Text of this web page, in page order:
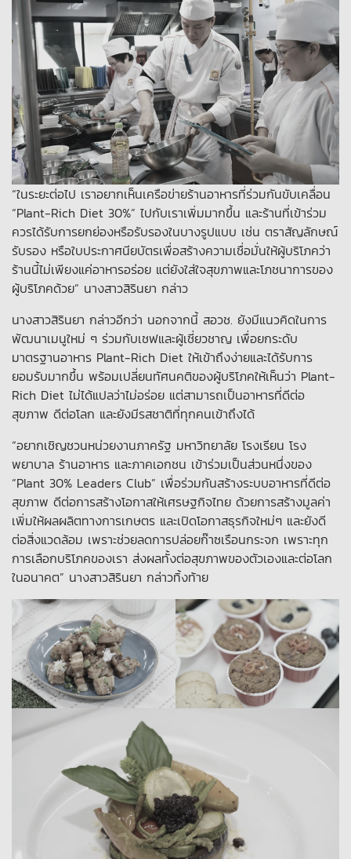
“ในระยะต่อไป เราอยากเห็นเครือข่ายร้านอาหารที่ร่วมกันขับเคลื่อน
“Plant-Rich Diet 30%” ไปกับเราเพิ่มมากขึ้น และร้านที่เข้าร่วม
ควรได้รับการยกย่องหรือรับรองในบางรูปแบบ เช่น ตราสัญลักษณ์
รับรอง หรือใบประกาศนียบัตรเพื่อสร้างความเชื่อมั่นให้ผู้บริโภคว่า
ร้านนี้ไม่เพียงแค่อาหารอร่อย แต่ยังใส่ใจสุขภาพและโภชนาการของ
ผู้บริโภคด้วย” นางสาวสิรินยา กล่าว
นางสาวสิรินยา กล่าวอีกว่า นอกจากนี้ สอวช. ยังมีแนวคิดในการ
พัฒนาเมนูใหม่ ๆ ร่วมกับเชฟและผู้เชี่ยวชาญ เพื่อยกระดับ
มาตรฐานอาหาร Plant-Rich Diet ให้เข้าถึงง่ายและได้รับการ
ยอมรับมากขึ้น พร้อมเปลี่ยนทัศนคติของผู้บริโภคให้เห็นว่า Plant-
Rich Diet ไม่ได้แปลว่าไม่อร่อย แต่สามารถเป็นอาหารที่ดีต่อ
สุขภาพ ดีต่อโลก และยังมีรสชาติที่ทุกคนเข้าถึงได้
“อยากเชิญชวนหน่วยงานภาครัฐ มหาวิทยาลัย โรงเรียน โรง
พยาบาล ร้านอาหาร และภาคเอกชน เข้าร่วมเป็นส่วนหนึ่งของ
“Plant 30% Leaders Club” เพื่อร่วมกันสร้างระบบอาหารที่ดีต่อ
สุขภาพ ดีต่อการสร้างโอกาสให้เศรษฐกิจไทย ด้วยการสร้างมูลค่า
เพิ่มให้ผลผลิตทางการเกษตร และเปิดโอกาสธุรกิจใหม่ๆ และยังดี
ต่อสิ่งแวดล้อม เพราะช่วยลดการปล่อยก๊าซเรือนกระจก เพราะทุก
การเลือกบริโภคของเรา ส่งผลทั้งต่อสุขภาพของตัวเองและต่อโลก
ในอนาคต” นางสาวสิรินยา กล่าวทิ้งท้าย